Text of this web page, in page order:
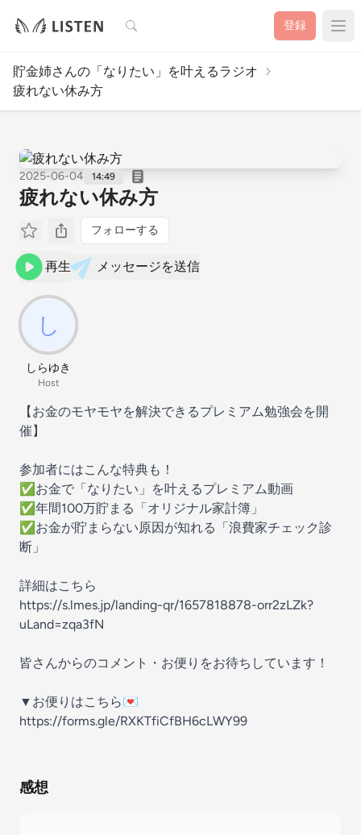
検索 登録
貯金姉さんの「なりたい」を叶えるラジオ
疲れない休み方
2025-06-04 14:49
疲れない休み方
フォローする
再生 メッセージを送信
しらゆき
Host
【お金のモヤモヤを解決できるプレミアム勉強会を開
催】
参加者にはこんな特典も！
✅お金で「なりたい」を叶えるプレミアム動画
✅年間100万貯まる「オリジナル家計簿」
✅お金が貯まらない原因が知れる「浪費家チェック診
断」
詳細はこちら
https://s.lmes.jp/landing-qr/1657818878-orr2zLZk?
uLand=zqa3fN
皆さんからのコメント・お便りをお待ちしています！
▼お便りはこちら💌
https://forms.gle/RXKTfiCfBH6cLWY99
感想